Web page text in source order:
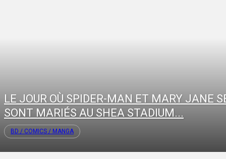
LE JOUR OÙ SPIDER-MAN ET MARY JANE
SONT MARIÉS AU SHEA STADIUM...
BD / COMICS / MANGA